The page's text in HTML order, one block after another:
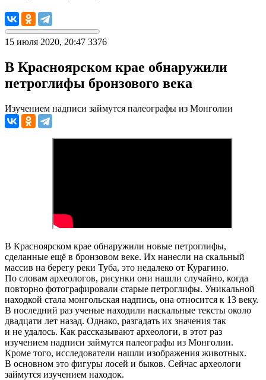
15 июля 2020, 20:47 3376
В Красноярском крае обнаружили
петроглифы бронзового века
Изучением надписи займутся палеографы из Монголии
В Красноярском крае обнаружили новые петроглифы,
сделанные ещё в бронзовом веке. Их нанесли на скальный
массив на берегу реки Туба, это недалеко от Курагино.
По словам археологов, рисунки они нашли случайно, когда
повторно фотографировали старые петроглифы. Уникальной
находкой стала монгольская надпись, она относится к 13 веку.
В последний раз ученые находили наскальные тексты около
двадцати лет назад. Однако, разгадать их значения так
и не удалось. Как рассказывают археологи, в этот раз
изучением надписи займутся палеографы из Монголии.
Кроме того, исследователи нашли изображения животных.
В основном это фигуры лосей и быков. Сейчас археологи
займутся изучением находок.